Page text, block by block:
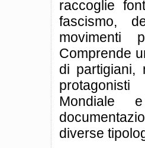
raccoglie
fascismo,
movimenti
Comprende
di partigiani,
Mondiale
diverse